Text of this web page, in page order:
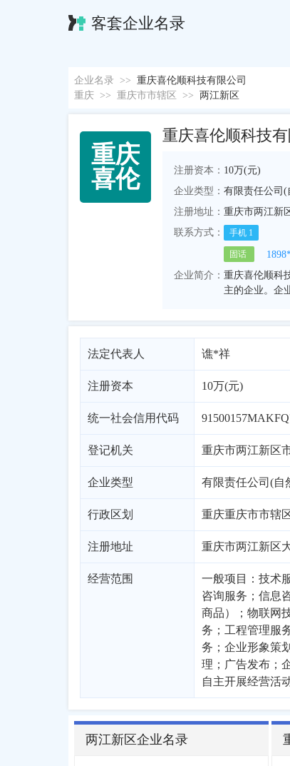
客套企业名录
企业名录 >> 重庆喜伦顺科技有限公司
重庆 >> 重庆市市辖区 >> 两江新区
重庆
喜伦
重庆喜伦顺科技有
注册资本： 10万(元)
企业类型： 有限责任公司(
注册地址： 重庆市两江新
联系方式：
手机 1
固话
企业简介： 重庆喜伦顺科
主的企业。企
法定代表人 谯*祥
注册资本 10万(元)
统一社会信用代码
登记机关 重庆市两江新区
企业类型 有限责任公司(自
行政区划 重庆重庆市市辖
注册地址 重庆市两江新区
经营范围
一般项目：技术
咨询服务；信息
商品）；物联网
务；工程管理服
务；企业形象策
理；广告发布；
自主开展经营活动
两江新区企业名录